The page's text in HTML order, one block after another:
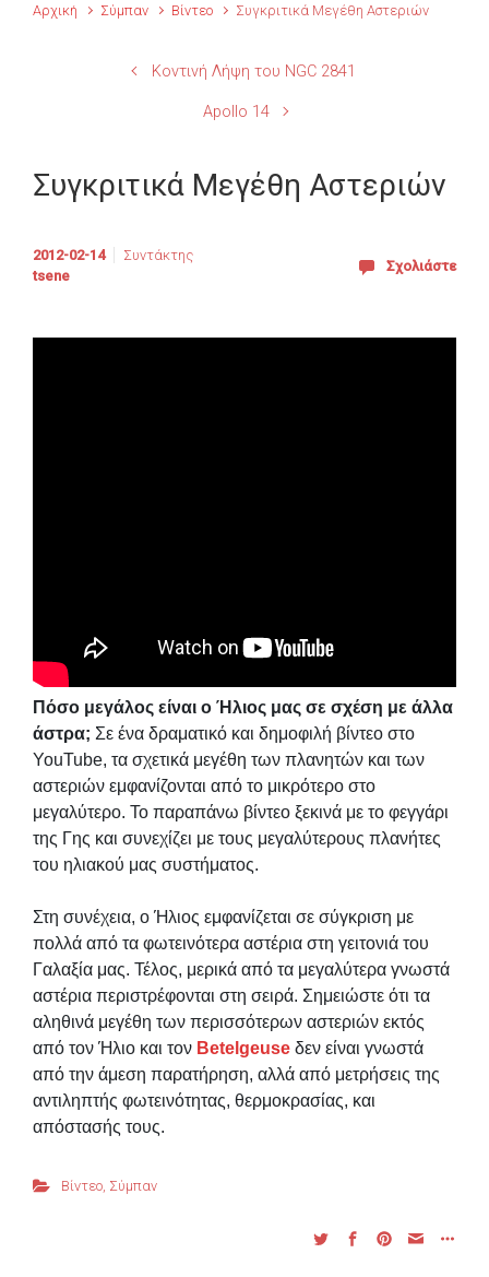
Αρχική Σύμπαν Βίντεο Συγκριτικά Μεγέθη Αστεριών
Κοντινή Λήψη του NGC 2841
Apollo 14
Συγκριτικά Μεγέθη Αστεριών
2012-02-14
Συντάκτης
tsene
Σχολιάστε
Πόσο μεγάλος είναι ο Ήλιος μας σε σχέση με άλλα
άστρα; Σε ένα δραματικό και δημοφιλή βίντεο στο
YouTube, τα σχετικά μεγέθη των πλανητών και των
αστεριών εμφανίζονται από το μικρότερο στο
μεγαλύτερο. Το παραπάνω βίντεο ξεκινά με το φεγγάρι
της Γης και συνεχίζει με τους μεγαλύτερους πλανήτες
του ηλιακού μας συστήματος.
Στη συνέχεια, ο Ήλιος εμφανίζεται σε σύγκριση με
πολλά από τα φωτεινότερα αστέρια στη γειτονιά του
Γαλαξία μας. Τέλος, μερικά από τα μεγαλύτερα γνωστά
αστέρια περιστρέφονται στη σειρά. Σημειώστε ότι τα
αληθινά μεγέθη των περισσότερων αστεριών εκτός
από τον Ήλιο και τον Betelgeuse δεν είναι γνωστά
από την άμεση παρατήρηση, αλλά από μετρήσεις της
αντιληπτής φωτεινότητας, θερμοκρασίας, και
απόστασής τους.
Βίντεο, Σύμπαν